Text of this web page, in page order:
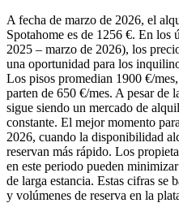
A fecha de marzo de 2026, el
Spotahome es de 1256 €. En los
2025 – marzo de 2026), los
una oportunidad para los
Los pisos promedian 1900 €/
parten de 650 €/mes. A pesar de
sigue siendo un mercado de
constante. El mejor momento
2026, cuando la disponibilidad
reservan más rápido. Los
en este periodo pueden
de larga estancia. Estas cifras se
y volúmenes de reserva en la